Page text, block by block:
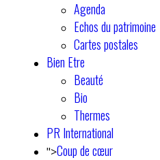
Agenda
Echos du patrimoine
Cartes postales
Bien Etre
Beauté
Bio
Thermes
PR International
">Coup de cœur